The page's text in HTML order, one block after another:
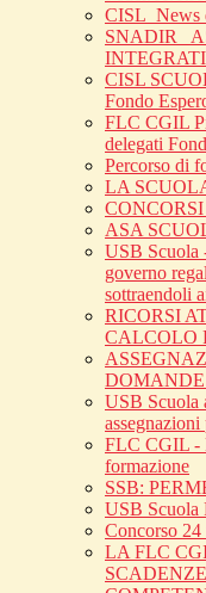
CISL_News
SNADIR_
CISL
Fondo
FLC CGIL
delegati
Percorso di
LA
ASA
USB Scuola
governo
sottraendoli
RICORSI
CALCOLO
USB Scuola
FLC CGIL -
formazione
SSB:
USB Scuola
Concorso
LA FLC